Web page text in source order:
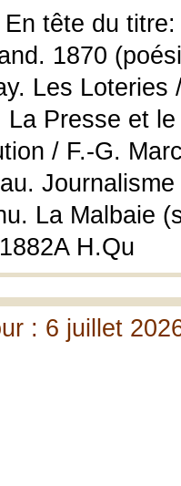
tête du
1870
Les Loteries
La Presse et
/ F.-G.
La Malbaie
H.Qu
: 6 juillet